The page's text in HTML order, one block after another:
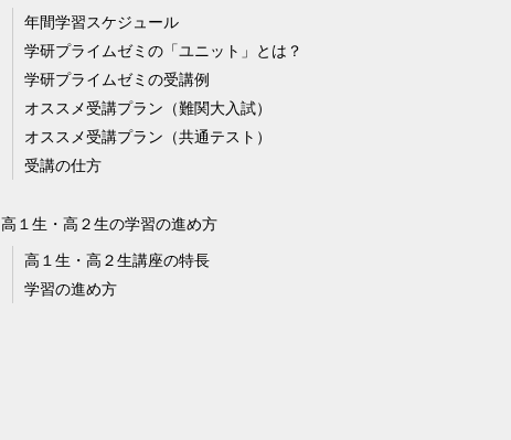
年間学習スケジュール
学研プライムゼミの「ユニット」とは？
学研プライムゼミの受講例
オススメ受講プラン（難関大入試）
オススメ受講プラン（共通テスト）
受講の仕方
高１生・高２生の学習の進め方
高１生・高２生講座の特長
学習の進め方